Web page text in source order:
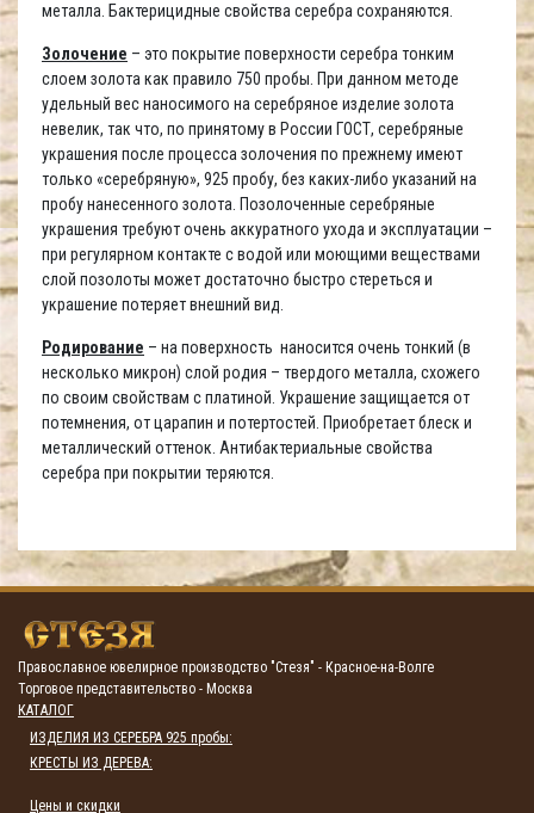
металла. Бактерицидные свойства серебра сохраняются.
Золочение – это покрытие поверхности серебра тонким
слоем золота как правило 750 пробы. При данном методе
удельный вес наносимого на серебряное изделие золота
невелик, так что, по принятому в России ГОСТ, серебряные
украшения после процесса золочения по прежнему имеют
только «серебряную», 925 пробу, без каких-либо указаний на
пробу нанесенного золота. Позолоченные серебряные
украшения требуют очень аккуратного ухода и эксплуатации –
при регулярном контакте с водой или моющими веществами
слой позолоты может достаточно быстро стереться и
украшение потеряет внешний вид.
Родирование – на поверхность наносится очень тонкий (в
несколько микрон) слой родия – твердого металла, схожего
по своим свойствам с платиной. Украшение защищается от
потемнения, от царапин и потертостей. Приобретает блеск и
металлический оттенок. Антибактериальные свойства
серебра при покрытии теряются.
Православное ювелирное производство "Стезя" - Красное-на-Волге
Торговое представительство - Москва
КАТАЛОГ
ИЗДЕЛИЯ ИЗ СЕРЕБРА 925 пробы:
КРЕСТЫ ИЗ ДЕРЕВА:
Цены и скидки